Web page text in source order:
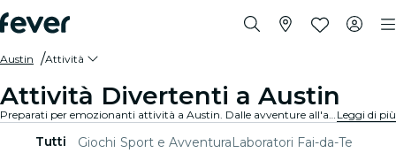
Austin Attività
Attività Divertenti a Austin
Preparati per emozionanti attività a Austin. Dalle avventure all'aperto alle esperienze culturali, scopri i modi migliori per sfruttare al massimo il tuo tempo. Leggi di più
Tutti Giochi Sport e AvventuraLaboratori Fai-da-Te